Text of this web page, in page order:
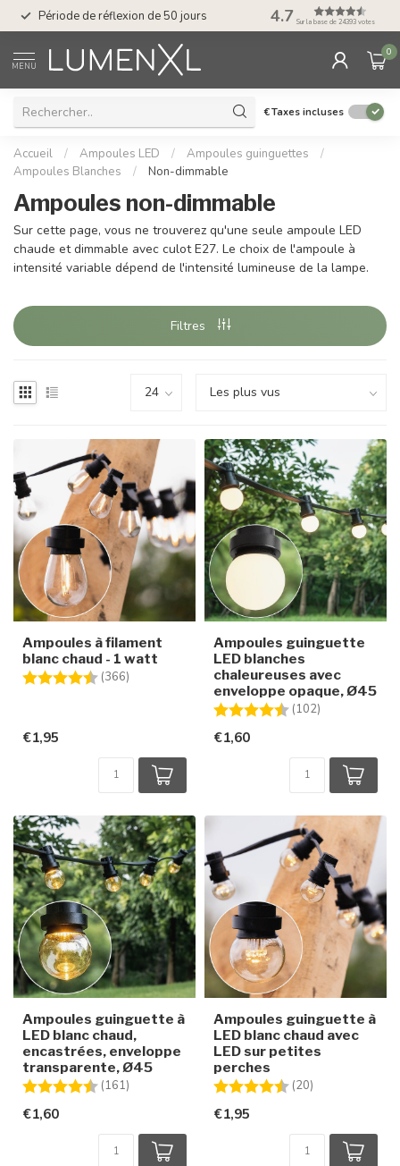
Période de réflexion de 50 jours Service : du lundi
17.00
4.7 Sur la base de 24393 votes
MENU
0
€Taxes incluses
Accueil / Ampoules LED / Ampoules guinguettes
/
Ampoules Blanches
/ Non-dimmable
Ampoules non-dimmable
Sur cette page, vous ne trouverez qu'une seule ampoule LED
chaude et dimmable avec culot E27. Le choix de l'ampoule à
intensité variable dépend de l'intensité lumineuse de la lampe.
Filtres
Ampoules à filament
blanc chaud - 1 watt
Note:
(366) 4.6 sur 5 étoiles
€1,95
Ampoules guinguette
LED blanches
chaleureuses avec
enveloppe opaque, Ø45
Note:
(102)
€1,60
Ampoules guinguette à
LED blanc chaud,
encastrées, enveloppe
transparente, Ø45
Note:
(161) 4.7 sur 5 étoiles
€1,60
Ampoules guinguette à
LED blanc chaud avec
LED sur petites
perches
Note:
(20)
€1,95